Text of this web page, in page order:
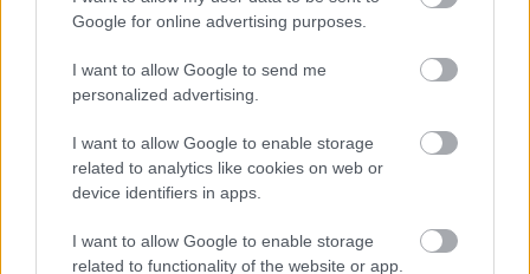
Google for online advertising purposes.
I want to allow Google to send me
personalized advertising.
I want to allow Google to enable storage
related to analytics like cookies on web or
device identifiers in apps.
I want to allow Google to enable storage
related to functionality of the website or app.
A Bakok számára a karácsony egy új kezdetet, és egyben
számvetést is hoz. Az év végi időszak remek alkalom arra,
hogy felkészüljenek a következő év kihívásaira, miközben a
családjukkal szeretetteljes pillanatokat osztanak meg. A
karácsony az új célok és álmok kezdete lehet számukra.
Ne feledd, hogy az élet nem csak a kemény munkáról szól,
hanem arról is, hogy megéljük a boldog pillanatokat. Töltsd
az ünnepeket olyan emberekkel, akik valóban fontosak